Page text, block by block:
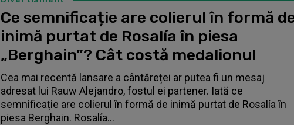
Ce semnificație are colierul în formă
inimă purtat de Rosalía în piesa
„Berghain”? Cât costă medalionul
Cea mai recentă lansare a cântăreței ar putea fi un mesaj
adresat lui Rauw Alejandro, fostul ei partener. Iată ce
semnificație are colierul în formă de inimă purtat de Rosalía în
piesa Berghain. Rosalía...